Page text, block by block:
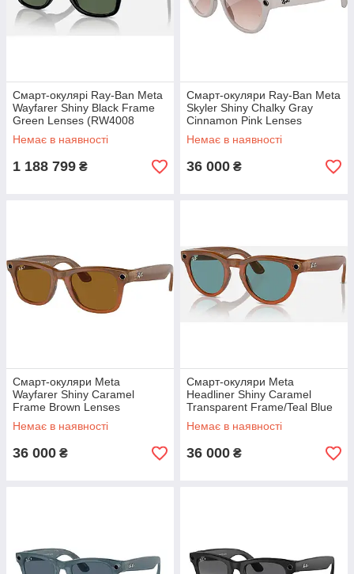
Смарт-окулярі Ray-Ban Meta
Wayfarer Shiny Black Frame
Green Lenses (RW4008
601/71 53-22)
Немає в наявності
1 188 799 ₴
Смарт-окуляри Ray-Ban Meta
Skyler Shiny Chalky Gray
Cinnamon Pink Lenses
(RW4010 670013 52-20)
Немає в наявності
36 000 ₴
Смарт-окуляри Meta
Wayfarer Shiny Caramel
Frame Brown Lenses
(RW4006 670683 50-22)
Немає в наявності
36 000 ₴
Смарт-окуляри Meta
Headliner Shiny Caramel
Transparent Frame/Teal Blue
Lenses RW4009 670680 50-
23
Немає в наявності
36 000 ₴